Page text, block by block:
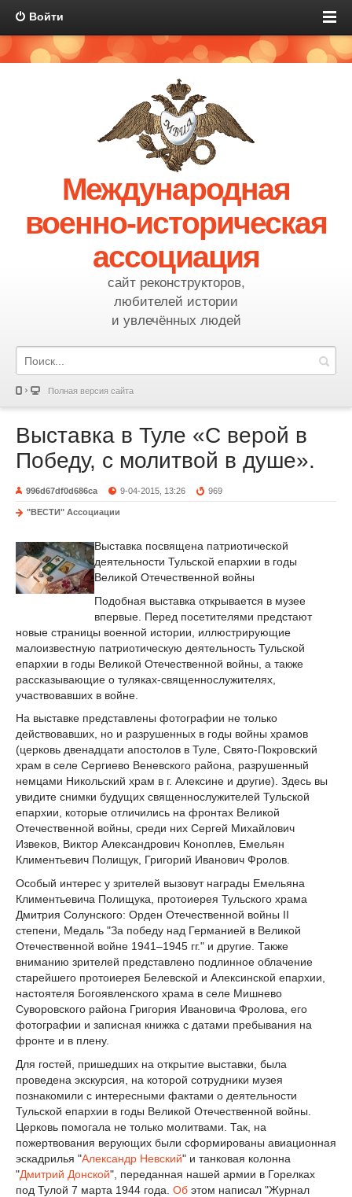
Войти
Международная
военно-историческая
ассоциация
сайт реконструкторов,
любителей истории
и увлечённых людей
Полная версия сайта
Выставка в Туле «С верой в
Победу, с молитвой в душе».
996d67df0d686ca 9-04-2015, 13:26 969
"ВЕСТИ" Ассоциации
Выставка посвящена патриотической
деятельности Тульской епархии в годы
Великой Отечественной войны
Подобная выставка открывается в музее
впервые. Перед посетителями предстают
новые страницы военной истории, иллюстрирующие
малоизвестную патриотическую деятельность Тульской
епархии в годы Великой Отечественной войны, а также
рассказывающие о туляках-священнослужителях,
участвовавших в войне.
На выставке представлены фотографии не только
действовавших, но и разрушенных в годы войны храмов
(церковь двенадцати апостолов в Туле, Свято-Покровский
храм в селе Сергиево Веневского района, разрушенный
немцами Никольский храм в г. Алексине и другие). Здесь вы
увидите снимки будущих священнослужителей Тульской
епархии, которые отличились на фронтах Великой
Отечественной войны, среди них Сергей Михайлович
Извеков, Виктор Александрович Коноплев, Емельян
Климентьевич Полищук, Григорий Иванович Фролов.
Особый интерес у зрителей вызовут награды Емельяна
Климентьевича Полищука, протоиерея Тульского храма
Дмитрия Солунского: Орден Отечественной войны II
степени, Медаль "За победу над Германией в Великой
Отечественной войне 1941–1945 гг." и другие. Также
вниманию зрителей представлено подлинное облачение
старейшего протоиерея Белевской и Алексинской епархии,
настоятеля Богоявленского храма в селе Мишнево
Суворовского района Григория Ивановича Фролова, его
фотографии и записная книжка с датами пребывания на
фронте и в плену.
Для гостей, пришедших на открытие выставки, была
проведена экскурсия, на которой сотрудники музея
познакомили с интересными фактами о деятельности
Тульской епархии в годы Великой Отечественной войны.
Церковь помогала не только молитвами. Так, на
пожертвования верующих были сформированы авиационная
эскадрилья "Александр Невский" и танковая колонна
"Дмитрий Донской", переданная нашей армии в Горелках
под Тулой 7 марта 1944 года. Об этом написал "Журнал